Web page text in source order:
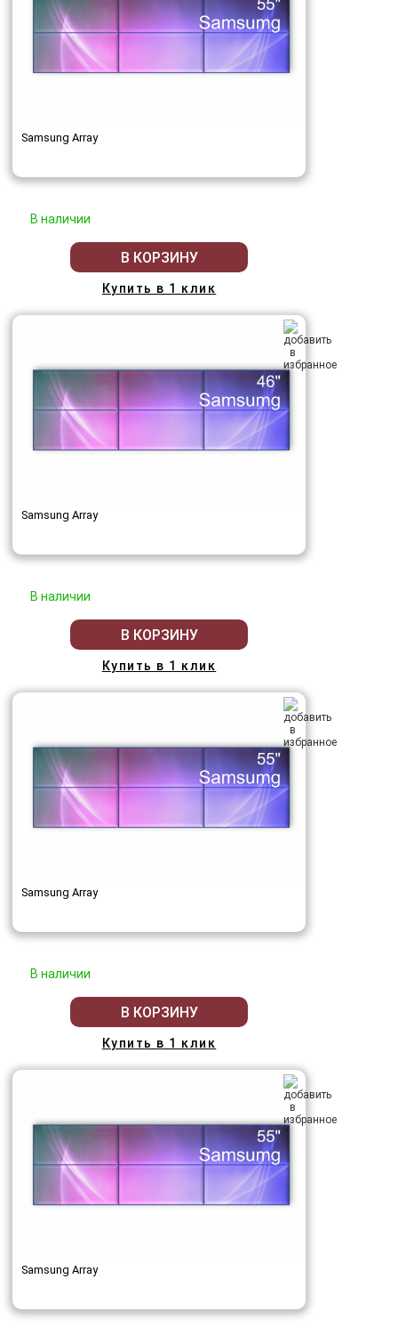
Samsung Array
В наличии
В КОРЗИНУ
Купить в 1 клик
Samsung Array
В наличии
В КОРЗИНУ
Купить в 1 клик
Samsung Array
В наличии
В КОРЗИНУ
Купить в 1 клик
Samsung Array